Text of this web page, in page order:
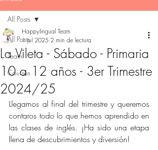
All Posts
Team
Courses
All Posts
La Vileta - Sábado - Primaria
10 a 12 años - 3er Trimestre
2024/25
Happylingual Team
1 jul 2025 2 min de lectura
Llegamos al final del trimestre y queremos
contaros todo lo que hemos aprendido en
las clases de inglés. ¡Ha sido una etapa
llena de descubrimientos y diversión!